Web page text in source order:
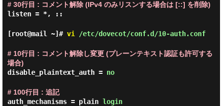
# 30行目 : コメント解除 (IPv4 のみリスンする場合は [::] を削除)
listen = *, ::
[root@mail ~]# vi /etc/dovecot/conf.d/10-auth.conf
# 10行目 : コメント解除し変更 (プレーンテキスト認証も許可する
場合)
disable_plaintext_auth = no
# 100行目 : 追記
auth_mechanisms = plain login